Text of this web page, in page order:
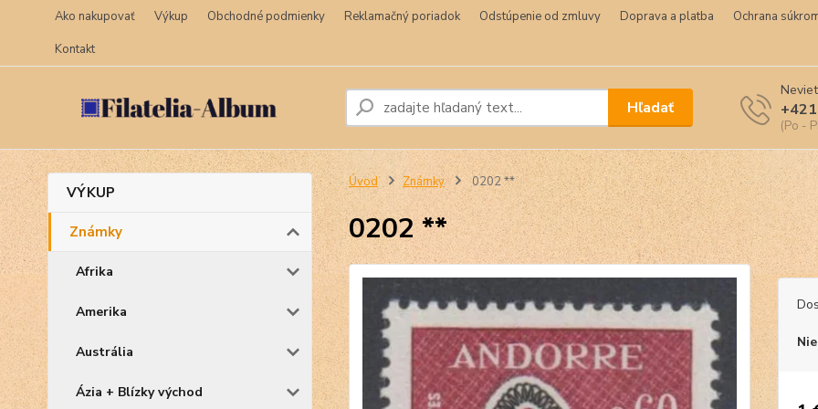
Ako nakupovať Výkup Obchodné podmienky Reklamačný poriadok Odstúpenie od zmluvy Doprava a platba
Ochrana
Kontakt
Hľadať
(Po -
VÝKUP
Známky
Afrika
Amerika
Austrália
Ázia + Blízky východ
Úvod Známky 0202 **
0202 **